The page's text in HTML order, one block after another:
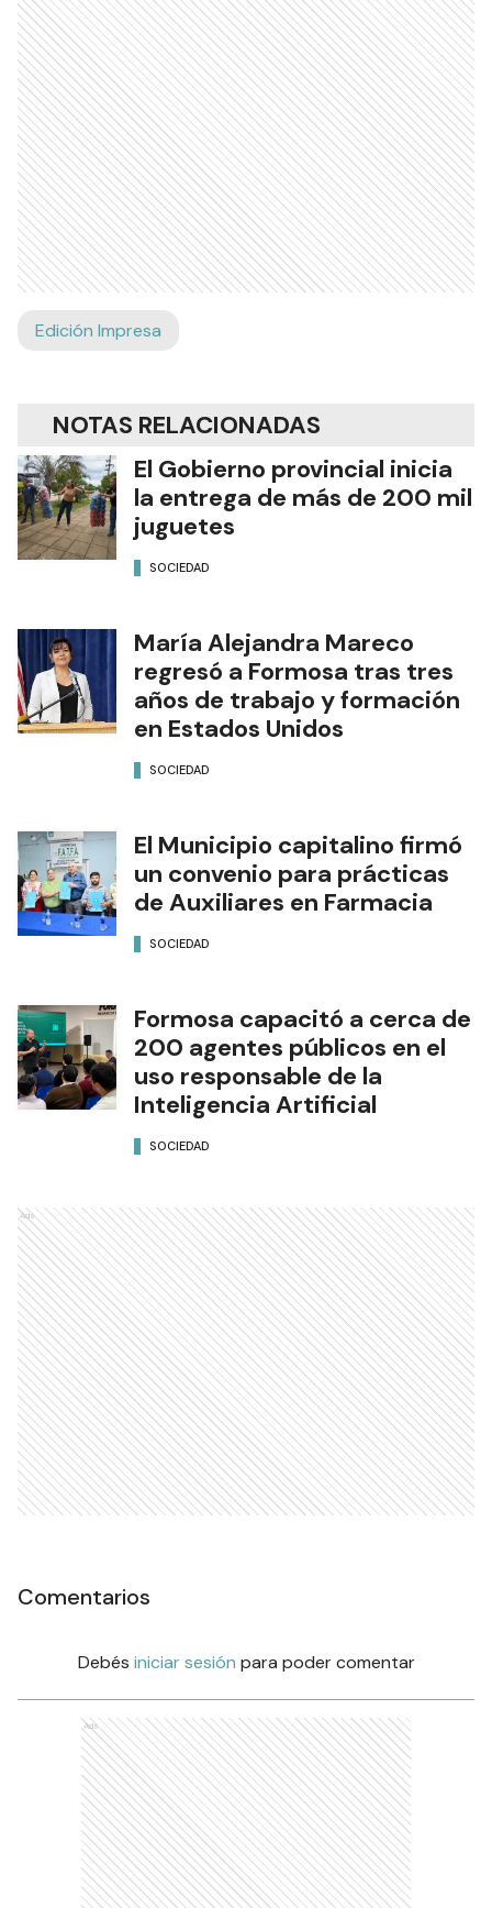
Edición Impresa
NOTAS RELACIONADAS
El Gobierno provincial inicia
la entrega de más de 200 mil
juguetes
SOCIEDAD
María Alejandra Mareco
regresó a Formosa tras tres
años de trabajo y formación
en Estados Unidos
SOCIEDAD
El Municipio capitalino firmó
un convenio para prácticas
de Auxiliares en Farmacia
SOCIEDAD
Formosa capacitó a cerca de
200 agentes públicos en el
uso responsable de la
Inteligencia Artificial
SOCIEDAD
Ads
Comentarios
Debés iniciar sesión para poder comentar
Ads